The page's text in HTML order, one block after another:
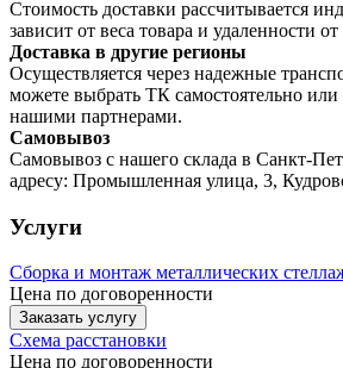
Стоимость доставки рассчитывается
зависит от веса товара и удаленности
Доставка в другие регионы
Осуществляется через надежные
можете выбрать ТК самостоятельно или
нашими партнерами.
Самовывоз
Самовывоз с нашего склада в Санкт-
адресу: Промышленная улица, 3,
Услуги
Сборка и монтаж металлических
Цена по договоренности
Заказать услугу
Схема расстановки
Цена по договоренности